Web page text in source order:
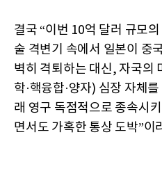
결국 “이번 10억 달러 규모의
술 격변기 속에서 일본이 중
벽히 격퇴하는 대신, 자국의
학·핵융합·양자) 심장 자체
래 영구 독점적으로 종속시
면서도 가혹한 통상 도박”이